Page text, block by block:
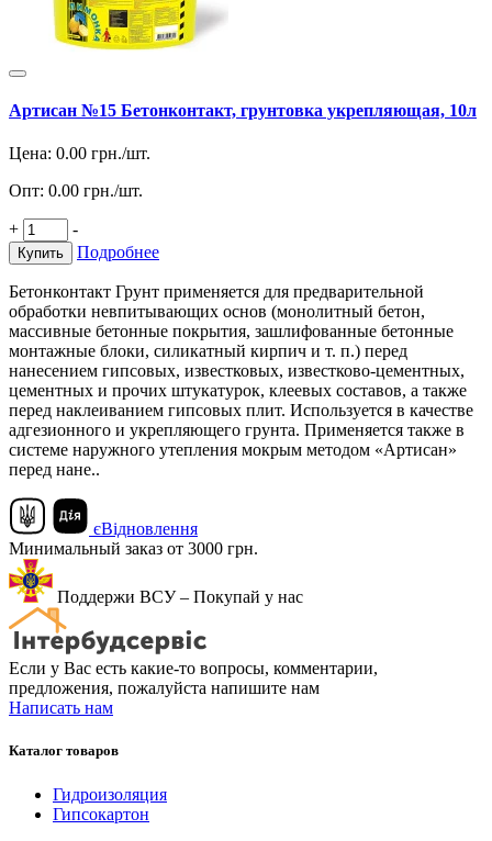
Артисан №15 Бетонконтакт, грунтовка укрепляющая, 10л
Цена: 0.00 грн./шт.
Опт: 0.00 грн./шт.
+ -
Купить Подробнее
Бетонконтакт Грунт применяется для предварительной
обработки невпитывающих основ (монолитный бетон,
массивные бетонные покрытия, зашлифованные бетонные
монтажные блоки, силикатный кирпич и т. п.) перед
нанесением гипсовых, известковых, известково-цементных,
цементных и прочих штукатурок, клеевых составов, а также
перед наклеиванием гипсовых плит. Используется в качестве
адгезионного и укрепляющего грунта. Применяется также в
системе наружного утепления мокрым методом «Артисан»
перед нане..
єВідновлення
Минимальный заказ от 3000 грн.
Поддержи ВСУ – Покупай у нас
Если у Вас есть какие-то вопросы, комментарии,
предложения, пожалуйста напишите нам
Написать нам
Каталог товаров
Гидроизоляция
Гипсокартон